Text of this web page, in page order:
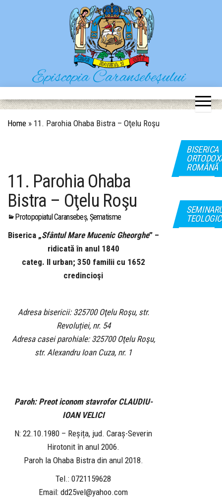
Episcopia Caransebeșului
Situl oficial al Episcopiei Caransebeșului
Home » 11. Parohia Ohaba Bistra – Oţelu Roşu
11. Parohia Ohaba
Bistra – Oţelu Roşu
Protopopiatul Caransebeș,Șematisme
Biserica „Sfântul Mare Mucenic Gheorghe” –
ridicată în anul 1840
categ. II urban; 350 familii cu 1652
credincioşi
Adresa bisericii: 325700 Oţelu Roşu, str.
Revoluției, nr. 54
Adresa casei parohiale: 325700 Oţelu Roşu,
str. Alexandru Ioan Cuza, nr. 1
Paroh: Preot iconom stavrofor CLAUDIU-
IOAN VELICI
N: 22.10.1980 – Reșița, jud. Caraș-Severin
Hirotonit în anul 2006.
Paroh la Ohaba Bistra din anul 2018.
Tel.: 0721159628
Email: dd25vel@yahoo.com
BISERICA
ROMÂNĂ
TEOLOGIC